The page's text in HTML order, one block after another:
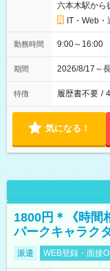
六本木駅から
IT・Web・
勤務時間 9:00～16:00
期間 2026/8/17～
特徴 履歴書不要 /
気になる！
1800円＊《時間
パークキャラク
派遣 WEB登録・面接